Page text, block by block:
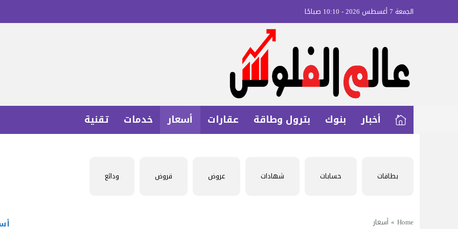
الجمعة 7 أغسطس 2026 - 10:10 صباحًا
أخبار بنوك بترول وطاقة عقارات أسعار خدمات تقنية
بطاقات حسابات شهادات عروض قروض ودائع
Home
» أسعار